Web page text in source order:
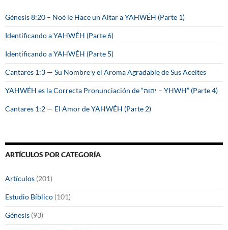
Génesis 8:20 – Noé le Hace un Altar a YAHWÉH (Parte 1)
Identificando a YAHWÉH (Parte 6)
Identificando a YAHWÉH (Parte 5)
Cantares 1:3 — Su Nombre y el Aroma Agradable de Sus Aceites
YAHWÉH es la Correcta Pronunciación de “יהוה – YHWH” (Parte 4)
Cantares 1:2 — El Amor de YAHWÉH (Parte 2)
ARTÍCULOS POR CATEGORÍA
Artículos (201)
Estudio Bíblico (101)
Génesis (93)